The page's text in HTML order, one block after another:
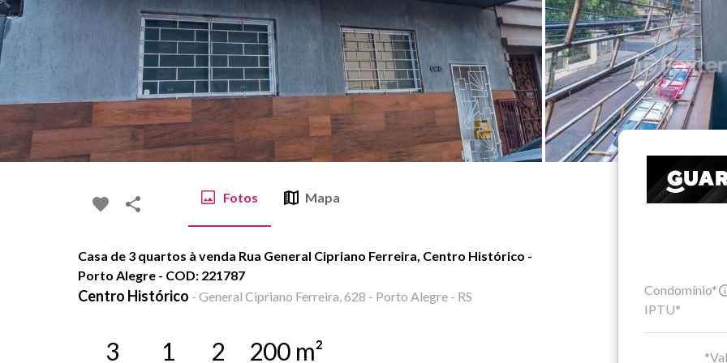
Fotos Mapa
Casa de 3 quartos à venda Rua General Cipriano Ferreira, Centro Histórico -
Porto Alegre - COD: 221787
Centro Histórico - General Cipriano Ferreira, 628 - Porto Alegre - RS
3 1 2 200 m²
Condomínio*
IPTU*